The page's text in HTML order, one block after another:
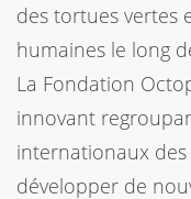
des tortues vertes
humaines le long
La Fondation
innovant
internationaux
développer de